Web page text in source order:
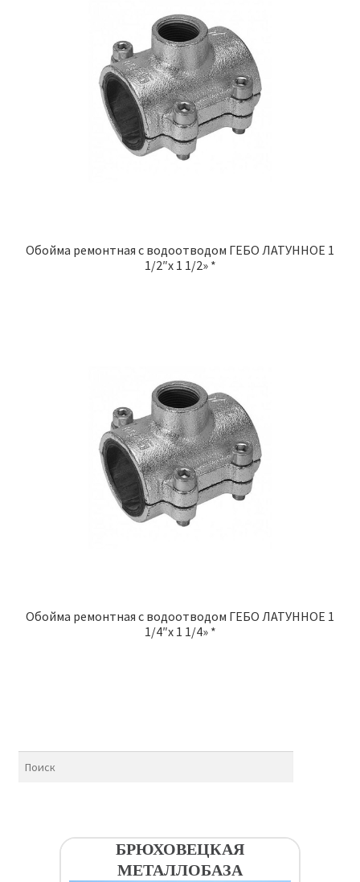
Обойма ремонтная с водоотводом ГЕБО ЛАТУННОЕ 1
1/2″x 1 1/2» *
Обойма ремонтная с водоотводом ГЕБО ЛАТУННОЕ 1
1/4″x 1 1/4» *
БРЮХОВЕЦКАЯ
МЕТАЛЛОБАЗА